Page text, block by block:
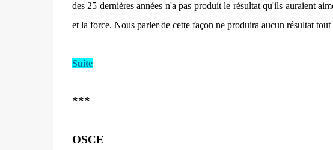
des 25 dernières années n'a pas produit le résultat qu'ils auraient
et la force. Nous parler de cette façon ne produira aucun résultat tout
Suite
***
OSCE